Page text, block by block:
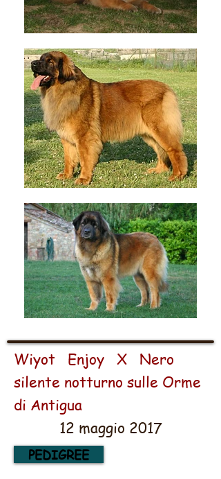
Wiyot Enjoy X Nero
silente notturno sulle Orme
di Antigua
12 maggio 2017
PEDIGREE